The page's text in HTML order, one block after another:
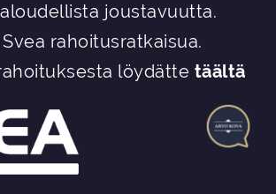
joustavuutta.
rahoitusratkaisua.
löydätte täältä